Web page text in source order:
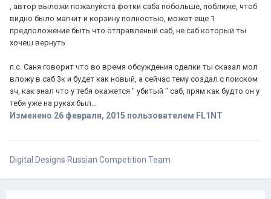
, автор выложи пожалуйста фотки саба побольше, поближе, чтоб
видно было магнит и корзину полностью, может еще 1
предположение быть что отправленый саб, не саб который ты
хочеш вернуть
п.с. Саня говорит что во время обсуждения сделки ты сказал мол
вложу в саб 3к и будет как новый, а сейчас тему создал с поиском
зч, как знал что у тебя окажется " убитый " саб, прям как будто он у
тебя уже на руках был...
Изменено 26 февраля, 2015 пользователем FL1NT
Digital Designs Russian Competition Team